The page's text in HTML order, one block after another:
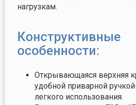
нагрузкам.
Конструктивные
особенности:
Открывающаяся верхняя
удобной приварной
легкого использования.